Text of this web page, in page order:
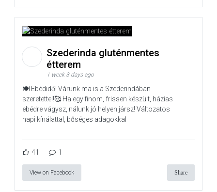
Szederinda gluténmentes
étterem
1 week 3 days ago
🍽️ Ebédidő! Várunk ma is a Szederindában
szeretettel!🥰 Ha egy finom, frissen készült, házias
ebédre vágysz, nálunk jó helyen jársz! Változatos
napi kínálattal, bőséges adagokkal
41 1
View on Facebook Share